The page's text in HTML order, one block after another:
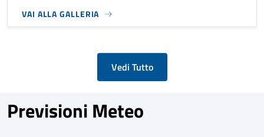
VAI ALLA GALLERIA
Vedi Tutto
Previsioni Meteo